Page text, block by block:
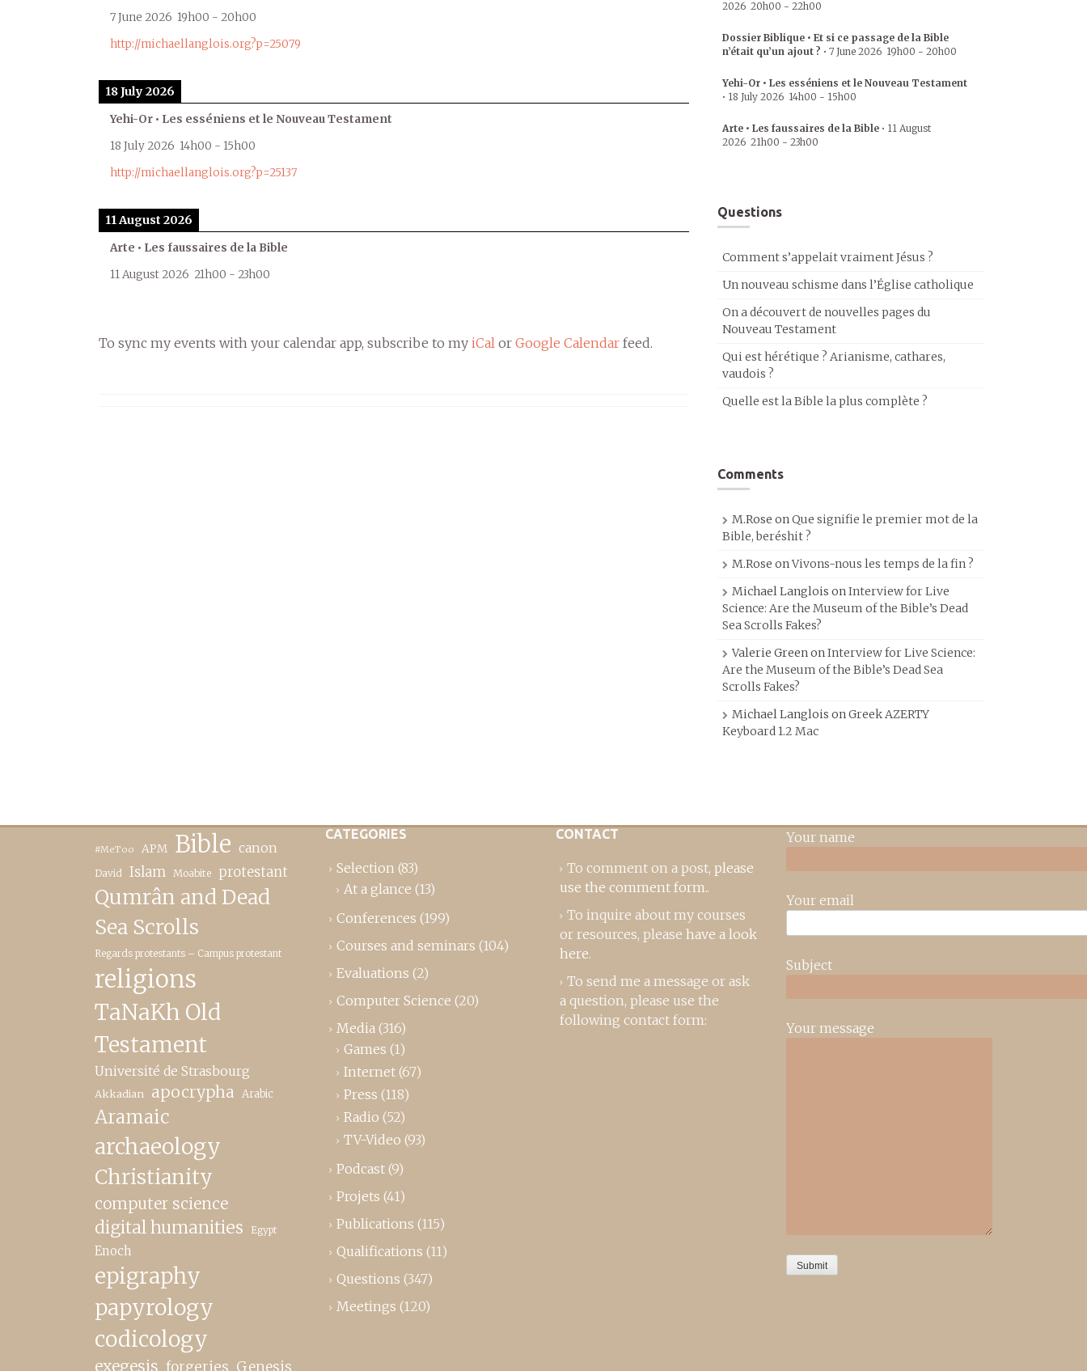
7 June 2026 19h00 - 20h00
http://michaellanglois.org?p=25079
18 July 2026
Yehi-Or • Les esséniens et le Nouveau Testament
18 July 2026 14h00 - 15h00
http://michaellanglois.org?p=25137
11 August 2026
Arte • Les faussaires de la Bible
11 August 2026 21h00 - 23h00
To sync my events with your calendar app, subscribe to my iCal or Google Calendar feed.
2026 20h00 - 22h00
Dossier Biblique • Et si ce passage de la Bible
n’était qu’un ajout ? • 7 June 2026 19h00 - 20h00
Yehi-Or • Les esséniens et le Nouveau Testament
• 18 July 2026 14h00 - 15h00
Arte • Les faussaires de la Bible • 11 August
2026 21h00 - 23h00
Questions
Comment s’appelait vraiment Jésus ?
Un nouveau schisme dans l’Église catholique
On a découvert de nouvelles pages du
Nouveau Testament
Qui est hérétique ? Arianisme, cathares,
vaudois ?
Quelle est la Bible la plus complète ?
Comments
M.Rose onQue signifie le premier mot de la
Bible, beréshit ?
M.Rose onVivons-nous les temps de la fin ?
Michael Langlois onInterview for Live
Science: Are the Museum of the Bible’s Dead
Sea Scrolls Fakes?
Valerie GreenonInterview for Live Science:
Are the Museum of the Bible’s Dead Sea
Scrolls Fakes?
Michael Langlois onGreek AZERTY
Keyboard 1.2 Mac
#MeToo APM Bible canon
David Islam Moabite protestant
Qumrân and Dead
Sea Scrolls
Regards protestants – Campus protestant
religions
TaNaKh Old
Testament
Université de Strasbourg
Akkadian apocrypha Arabic
Aramaic
archaeology
Christianity
computer science
digital humanities Egypt
Enoch
epigraphy
papyrology
codicology
exegesis forgeries Genesis
CATEGORIES
Selection (83)
At a glance (13)
Conferences (199)
Courses and seminars (104)
Evaluations (2)
Computer Science (20)
Media (316)
Games (1)
Internet (67)
Press (118)
Radio (52)
TV-Video (93)
Podcast (9)
Projets (41)
Publications (115)
Qualifications (11)
Questions (347)
Meetings (120)
CONTACT
To comment on a post, please
use the comment form..
To inquire about my courses
or resources, please have a look
here.
To send me a message or ask
a question, please use the
following contact form:
Your name
Your email
Subject
Your message